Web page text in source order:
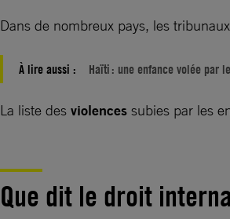
Dans de nombreux pays, les
À lire aussi : Haïti : une enfance volée par
La liste des violences subies par les
Que dit le droit